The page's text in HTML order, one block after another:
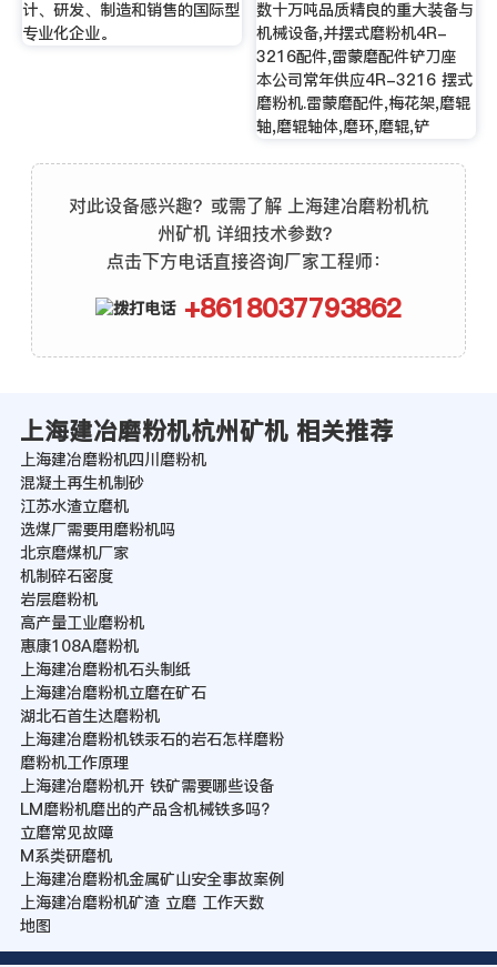
计、研发、制造和销售的国际型
专业化企业。
数十万吨品质精良的重大装备与
机械设备,并摆式磨粉机4R-
3216配件,雷蒙磨配件铲刀座
本公司常年供应4R-3216 摆式
磨粉机.雷蒙磨配件,梅花架,磨辊
轴,磨辊轴体,磨环,磨辊,铲
对此设备感兴趣？或需了解 上海建冶磨粉机杭
州矿机 详细技术参数？
点击下方电话直接咨询厂家工程师：
+8618037793862
上海建冶磨粉机杭州矿机 相关推荐
上海建冶磨粉机四川磨粉机
混凝土再生机制砂
江苏水渣立磨机
选煤厂需要用磨粉机吗
北京磨煤机厂家
机制碎石密度
岩层磨粉机
高产量工业磨粉机
惠康108A磨粉机
上海建冶磨粉机石头制纸
上海建冶磨粉机立磨在矿石
湖北石首生达磨粉机
上海建冶磨粉机铁汞石的岩石怎样磨粉
磨粉机工作原理
上海建冶磨粉机开 铁矿需要哪些设备
LM磨粉机磨出的产品含机械铁多吗?
立磨常见故障
M系类研磨机
上海建冶磨粉机金属矿山安全事故案例
上海建冶磨粉机矿渣 立磨 工作天数
地图